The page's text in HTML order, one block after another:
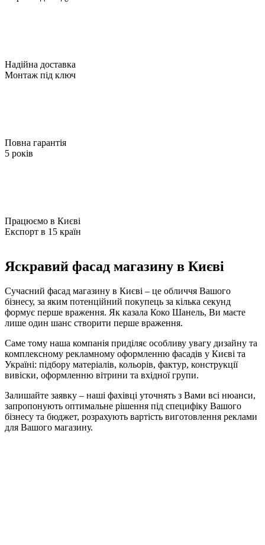
Надійна доставка
Монтаж під ключ
Повна гарантія
5 років
Працюємо в Києві
Експорт в 15 країн
Яскравий фасад магазину в Києві
Сучасний фасад магазину в Києві – це обличчя Вашого
бізнесу, за яким потенційний покупець за кілька секунд
формує перше враження. Як казала Коко Шанель, Ви маєте
лише один шанс створити перше враження.
Саме тому наша компанія приділяє особливу увагу дизайну та
комплексному рекламному оформленню фасадів у Києві та
Україні: підбору матеріалів, кольорів, фактур, конструкції
вивіски, оформленню вітрини та вхідної групи.
Залишайте заявку – наші фахівці уточнять з Вами всі нюанси,
запропонують оптимальне рішення під специфіку Вашого
бізнесу та бюджет, розрахують вартість виготовлення реклами
для Вашого магазину.